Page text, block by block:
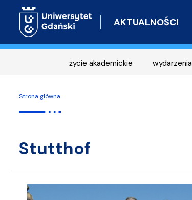
AKTUALNOŚCI
życie akademickie wydarzenia
Strona główna
Stutthof